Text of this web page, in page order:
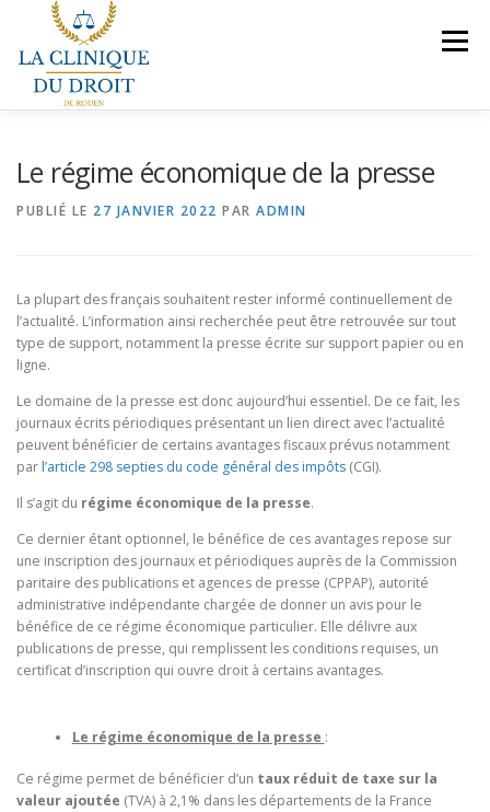
contenu
Menu
NOUS REJOINDRE
Le régime économique de la presse
PUBLIÉ LE 27 JANVIER 2022 PAR ADMIN
La plupart des français souhaitent rester informé continuellement de
l’actualité. L’information ainsi recherchée peut être retrouvée sur tout
type de support, notamment la presse écrite sur support papier ou en
ligne.
Le domaine de la presse est donc aujourd’hui essentiel. De ce fait, les
journaux écrits périodiques présentant un lien direct avec l’actualité
peuvent bénéficier de certains avantages fiscaux prévus notamment
parl’article 298 septies du code général des impôts (CGI).
Il s’agit du régime économique de la presse.
Ce dernier étant optionnel, le bénéfice de ces avantages repose sur
une inscription des journaux et périodiques auprès de la Commission
paritaire des publications et agences de presse (CPPAP), autorité
administrative indépendante chargée de donner un avis pour le
bénéfice de ce régime économique particulier. Elle délivre aux
publications de presse, qui remplissent les conditions requises, un
certificat d’inscription qui ouvre droit à certains avantages.
Le régime économique de la presse :
Ce régime permet de bénéficier d’un taux réduit de taxe sur la
valeur ajoutée (TVA) à 2,1% dans les départements de la France